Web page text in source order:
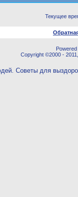
Текущее
Copyright ©2000 -
Советы для